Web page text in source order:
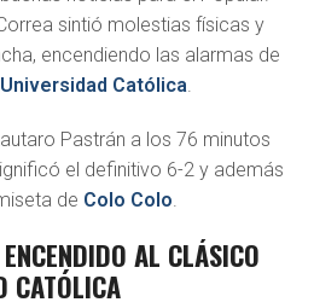
sintió molestias físicas y
encendiendo las alarmas de
Universidad Católica.
Pastrán a los 76 minutos
el definitivo 6-2 y además
de Colo Colo.
AL CLÁSICO
CATÓLICA